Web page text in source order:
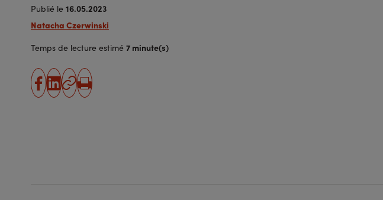
Publié le 16.05.2023
Natacha Czerwinski
Temps de lecture estimé 7 minute(s)
partager
partager
Copier
Imprimer